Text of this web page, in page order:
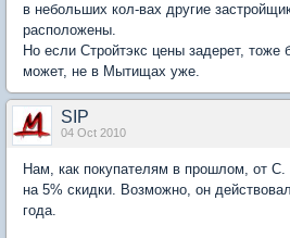
в небольших кол-вах другие
расположены.
Но если Стройтэкс цены задерет, тоже
может, не в Мытищах уже.
SIP
04 Oct 2010
Нам, как покупателям в прошлом, от
на 5% скидки. Возможно, он
года.